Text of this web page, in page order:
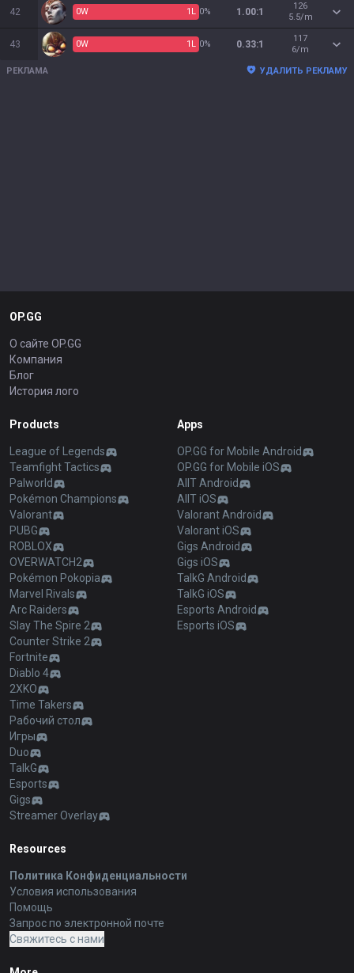
42 0W 1 L 0% 1.00:1
126
5.5/m
43 0W 1 L 0% 0.33:1
117
6/m
РЕКЛАМА УДАЛИТЬ РЕКЛАМУ
OP.GG
О сайте OP.GG
Компания
Блог
История лого
Products
League of Legends
Teamfight Tactics
Palworld
Pokémon Champions
Valorant
PUBG
ROBLOX
OVERWATCH2
Pokémon Pokopia
Marvel Rivals
Arc Raiders
Slay The Spire 2
Counter Strike 2
Fortnite
Diablo 4
2XKO
Time Takers
Рабочий стол
Игры
Duo
TalkG
Esports
Gigs
Streamer Overlay
Apps
OP.GG for Mobile Android
OP.GG for Mobile iOS
AllT Android
AllT iOS
Valorant Android
Valorant iOS
Gigs Android
Gigs iOS
TalkG Android
TalkG iOS
Esports Android
Esports iOS
Resources
Политика Конфиденциальности
Условия использования
Помощь
Запрос по электронной почте
Свяжитесь с нами